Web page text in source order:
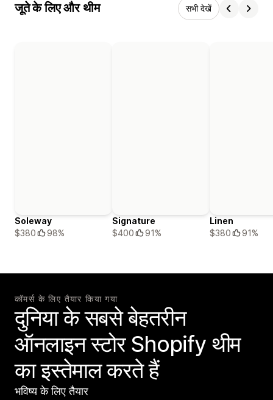
जूते के लिए और थीम सभी देखें
Soleway
$380
98%
Signature
$400
91%
Linen
$380
91%
कॉमर्स के लिए तैयार किया गया
दुनिया के सबसे बेहतरीन
ऑनलाइन स्टोर Shopify थीम
का इस्तेमाल करते हैं
भविष्य के लिए तैयार